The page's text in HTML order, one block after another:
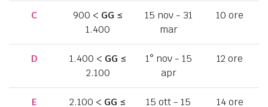
C 900 < GG ≤
1.400
15 nov - 31
mar
10 ore
D 1.400 < GG ≤
2.100
1° nov - 15
apr
12 ore
E 2.100 < GG ≤
15 ott - 15
14 ore